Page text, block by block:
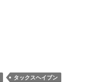
タックスヘイブン